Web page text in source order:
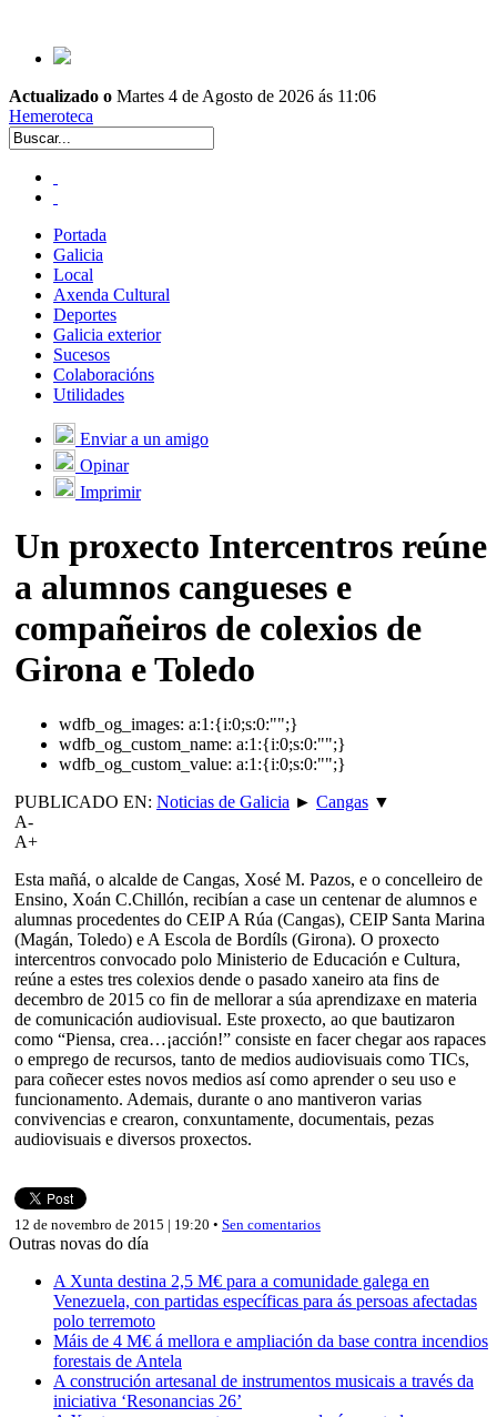
Actualizado o Martes 4 de Agosto de 2026 ás 11:06
Hemeroteca
Portada
Galicia
Local
Axenda Cultural
Deportes
Galicia exterior
Sucesos
Colaboracións
Utilidades
Enviar a un amigo
Opinar
Imprimir
Un proxecto Intercentros reúne
a alumnos cangueses e
compañeiros de colexios de
Girona e Toledo
wdfb_og_images: a:1:{i:0;s:0:"";}
wdfb_og_custom_name: a:1:{i:0;s:0:"";}
wdfb_og_custom_value: a:1:{i:0;s:0:"";}
PUBLICADO EN: Noticias de Galicia ► Cangas ▼
A-
A+
Esta mañá, o alcalde de Cangas, Xosé M. Pazos, e o concelleiro de
Ensino, Xoán C.Chillón, recibían a case un centenar de alumnos e
alumnas procedentes do CEIP A Rúa (Cangas), CEIP Santa Marina
(Magán, Toledo) e A Escola de Bordíls (Girona). O proxecto
intercentros convocado polo Ministerio de Educación e Cultura,
reúne a estes tres colexios dende o pasado xaneiro ata fins de
decembro de 2015 co fin de mellorar a súa aprendizaxe en materia
de comunicación audiovisual. Este proxecto, ao que bautizaron
como “Piensa, crea…¡acción!” consiste en facer chegar aos rapaces
o emprego de recursos, tanto de medios audiovisuais como TICs,
para coñecer estes novos medios así como aprender o seu uso e
funcionamento. Ademais, durante o ano mantiveron varias
convivencias e crearon, conxuntamente, documentais, pezas
audiovisuais e diversos proxectos.
12 de novembro de 2015 | 19:20 • Sen comentarios
Outras novas do día
A Xunta destina 2,5 M€ para a comunidade galega en
Venezuela, con partidas específicas para ás persoas afectadas
polo terremoto
Máis de 4 M€ á mellora e ampliación da base contra incendios
forestais de Antela
A construción artesanal de instrumentos musicais a través da
iniciativa ‘Resonancias 26’